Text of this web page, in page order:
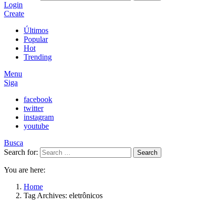
Login
Create
Últimos
Popular
Hot
Trending
Menu
Siga
facebook
twitter
instagram
youtube
Busca
Search for:
Search
You are here:
Home
Tag Archives: eletrônicos